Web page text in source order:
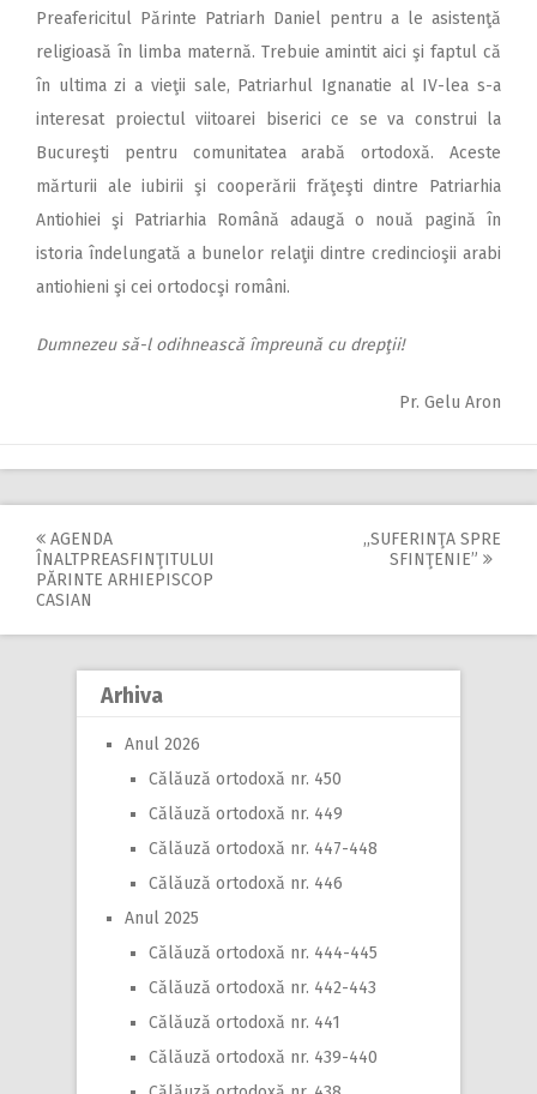
Preafericitul Părinte Patriarh Daniel pentru a le asistenţă
religioasă în limba maternă. Trebuie amintit aici şi faptul că
în ultima zi a vieţii sale, Patriarhul Ignanatie al IV-lea s-a
interesat proiectul viitoarei biserici ce se va construi la
Bucureşti pentru comunitatea arabă ortodoxă. Aceste
mărturii ale iubirii şi cooperării frăţeşti dintre Patriarhia
Antiohiei şi Patriarhia Română adaugă o nouă pagină în
istoria îndelungată a bunelor relaţii dintre credincioşii arabi
antiohieni şi cei ortodocşi români.
Dumnezeu să-l odihnească împreună cu drepţii!
Pr. Gelu Aron
Post
navigation
AGENDA
ÎNALTPREASFINŢITULUI
PĂRINTE ARHIEPISCOP
CASIAN
,,SUFERINŢA SPRE
SFINŢENIE”
Arhiva
Anul 2026
Călăuză ortodoxă nr. 450
Călăuză ortodoxă nr. 449
Călăuză ortodoxă nr. 447-448
Călăuză ortodoxă nr. 446
Anul 2025
Călăuză ortodoxă nr. 444-445
Călăuză ortodoxă nr. 442-443
Călăuză ortodoxă nr. 441
Călăuză ortodoxă nr. 439-440